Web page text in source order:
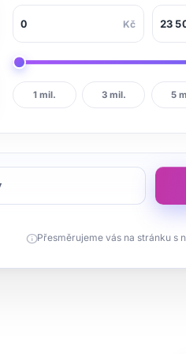
Kč
1 mil. 3 mil. 5
infoPřesměrujeme vás na stránku s